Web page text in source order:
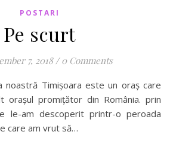
POSTARI
Pe scurt
7, 2018 / 0 Comments
orașul promițător din România. prin
le-am descoperit printr-o peroada
care am vrut să…